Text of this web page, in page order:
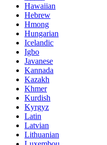
Hawaiian
Hebrew
Hmong
Hungarian
Icelandic
Igbo
Javanese
Kannada
Kazakh
Khmer
Kurdish
Kyrgyz
Latin
Latvian
Lithuanian